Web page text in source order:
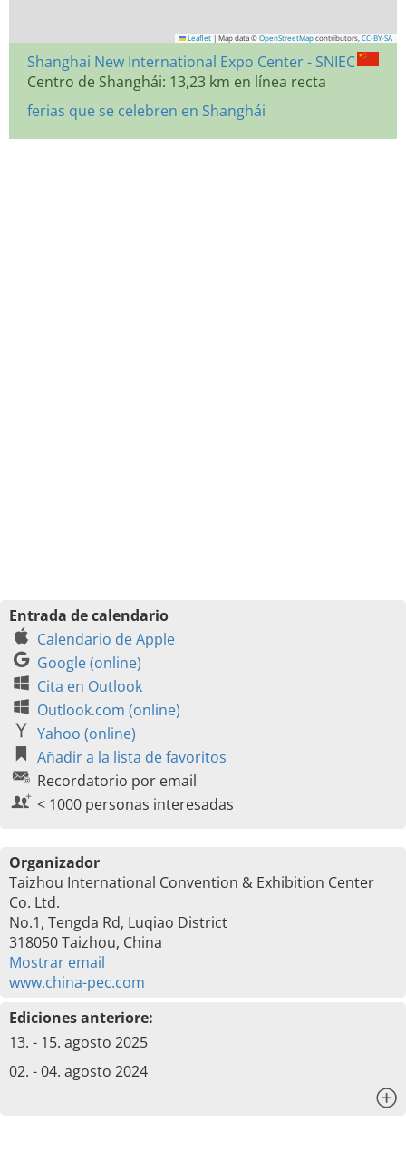
Leaflet | Map data © OpenStreetMap contributors, CC-BY-SA
Shanghai New International Expo Center - SNIEC
Centro de Shanghái: 13,23 km en línea recta
ferias que se celebren en Shanghái
Entrada de calendario
Calendario de Apple
Google (online)
Cita en Outlook
Outlook.com (online)
Yahoo (online)
Añadir a la lista de favoritos
Recordatorio por email
< 1000 personas interesadas
Organizador
Taizhou International Convention & Exhibition Center
Co. Ltd.
No.1, Tengda Rd, Luqiao District
318050 Taizhou, China
Mostrar email
www.china-pec.com
Ediciones anteriore:
13. - 15. agosto 2025
02. - 04. agosto 2024